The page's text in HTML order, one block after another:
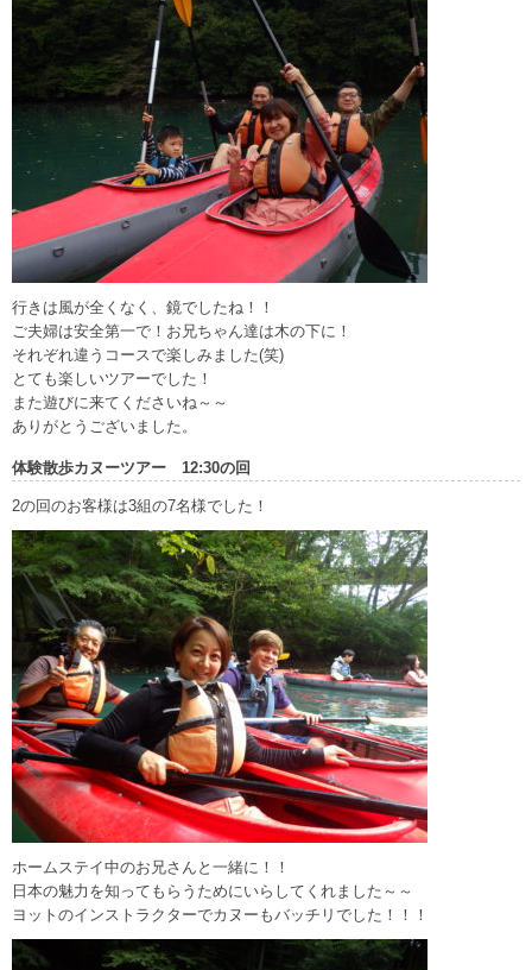
行きは風が全くなく、鏡でしたね！！
ご夫婦は安全第一で！お兄ちゃん達は木の下に！
それぞれ違うコースで楽しみました(笑)
とても楽しいツアーでした！
また遊びに来てくださいね～～
ありがとうございました。
体験散歩カヌーツアー 12:30の回
2の回のお客様は3組の7名様でした！
ホームステイ中のお兄さんと一緒に！！
日本の魅力を知ってもらうためにいらしてくれました～～
ヨットのインストラクターでカヌーもバッチリでした！！！